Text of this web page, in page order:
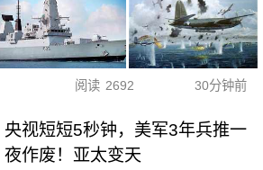
阅读 2692 30分钟前
央视短短5秒钟，美军3年兵推一
夜作废！亚太变天